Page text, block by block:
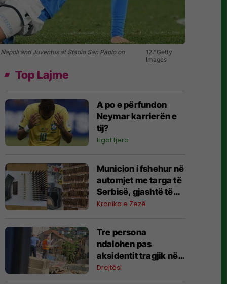
and Juventus at Stadio San Paolo on
12:"Getty
Images
Top Lajme
A po e përfundon
Neymar karrierën e
tij?
Ligat tjera
Municion i fshehur në
automjet me targa të
Serbisë, gjashtë të
arrestuar në
Kronika e Zezë
Tre persona
ndalohen pas
aksidentit tragjik në
vendpunishte në
Drejtësi